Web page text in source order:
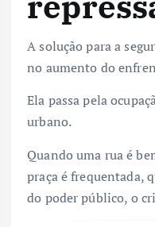
A solução para a
no aumento do
Ela passa pela
urbano.
Quando uma rua é
praça é frequentada,
do poder público, o